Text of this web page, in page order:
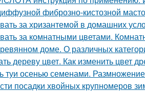
фиброзно-кистозной
за хризантемой в домашних
за комнатными цветами.
доме. О различных
дереву цвет. Как изменить цвет
туи осенью семенами.
посадки хвойных крупномеров